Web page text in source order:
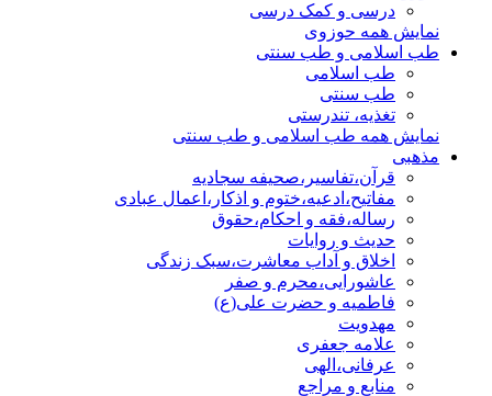
درسی و کمک درسی
نمایش همه حوزوی
طب اسلامی و طب سنتی
طب اسلامی
طب سنتی
تغذیه، تندرستی
نمایش همه طب اسلامی و طب سنتی
مذهبی
قرآن،تفاسیر،صحیفه سجادیه
مفاتیح،ادعیه،ختوم و اذکار،اعمال عبادی
رساله،فقه و احکام،حقوق
حدیث و روایات
اخلاق و آداب معاشرت،سبک زندگی
عاشورایی،محرم و صفر
فاطمیه و حضرت علی(ع)
مهدویت
علامه جعفری
عرفانی،الهی
منابع و مراجع